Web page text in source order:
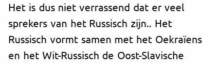
Het is dus niet verrassend dat er veel
sprekers van het Russisch zijn.. Het
Russisch vormt samen met het Oekraïens
en het Wit-Russisch de Oost-Slavische